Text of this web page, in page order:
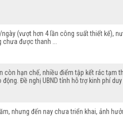
(vượt hơn 4 lần công suất thiết kế),
được thanh ...
hạn chế, nhiều điểm tập kết rác
Đề nghị UBND tỉnh hỗ trợ kinh phí duy
nhưng đến nay chưa triển khai, ảnh